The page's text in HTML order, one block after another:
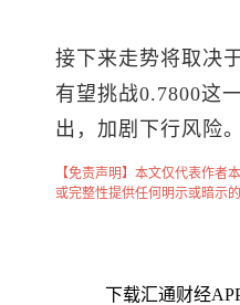
接下来走势将取决
有望挑战0.7800这
出，加剧下行风险。
【免责声明】本文仅代表作
或完整性提供任何明示或暗示
下载汇通财经